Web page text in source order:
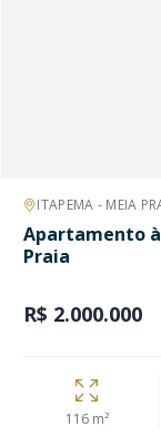
ITAPEMA - MEIA
Apartamento
Praia
R$ 2.000.000
116 m²